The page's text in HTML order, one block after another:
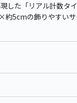
した「リアル計数タ
5cmの飾りやすい